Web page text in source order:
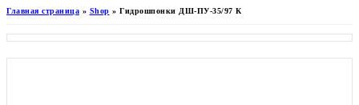
Главная страница » Shop » Гидрошпонки ДШ-ПУ-35/97 К